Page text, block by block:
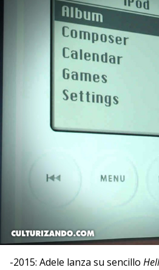
-2015: Adele lanza su sencillo